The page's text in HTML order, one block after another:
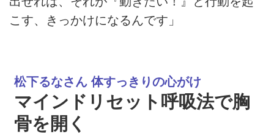
こす、きっかけになるんです」
松下るなさん 体すっきりの心がけ
マインドリセット呼吸法で胸
骨を開く